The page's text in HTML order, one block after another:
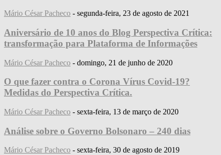
Mário César Pacheco - segunda-feira, 23 de agosto de 2021
Aniversário de 10 anos do Blog Perspectiva Crítica:
transformação para Plataforma de Informações
Mário César Pacheco - domingo, 21 de junho de 2020
O que fazer contra o Corona Vírus Covid-19?
Medidas do Perspectiva Crítica.
Mário César Pacheco - sexta-feira, 13 de março de 2020
Análise sobre o Governo Bolsonaro – 240 dias
Mário César Pacheco - sexta-feira, 30 de agosto de 2019